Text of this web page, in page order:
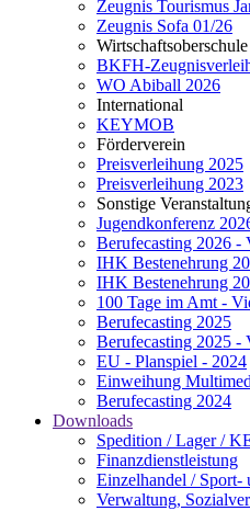
Zeugnis Tourismus
Zeugnis Sofa 01/26
BKFH-
WO Abiball 2026
International
KEYMOB
Förderverein
Preisverleihung 2025
Preisverleihung 2023
Sonstige
Jugendkonferenz
Berufecasting 2026 -
IHK Bestenehrung
IHK Bestenehrung
100 Tage im Amt -
Berufecasting 2025
Berufecasting 2025 -
EU - Planspiel - 2024
Einweihung
Berufecasting 2024
Downloads
Spedition / Lager /
Finanzdienstleistung
Einzelhandel / Sport-
Verwaltung,